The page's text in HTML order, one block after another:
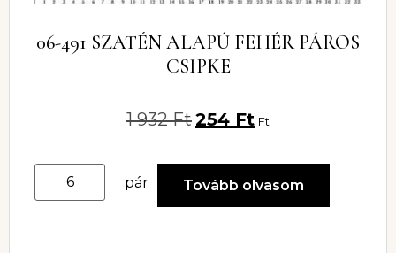
06-491 SZATÉN ALAPÚ FEHÉR PÁROS
CSIPKE
1 932Ft254 Ft Ft
pár Tovább olvasom